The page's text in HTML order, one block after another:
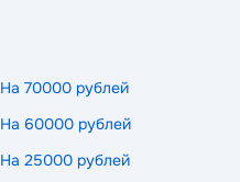
На 70000 рублей
На 60000 рублей
На 25000 рублей